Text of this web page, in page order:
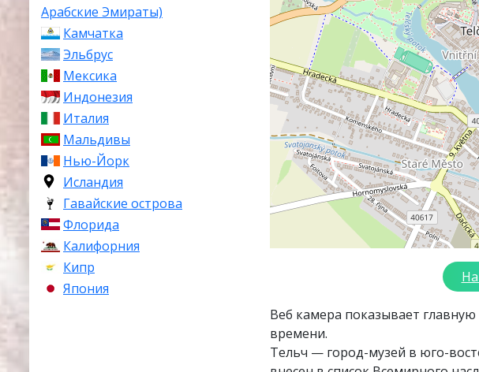
Арабские Эмираты)
Камчатка
Эльбрус
Мексика
Индонезия
Италия
Мальдивы
Нью-Йорк
Исландия
Гавайские острова
Флорида
Калифорния
Кипр
Япония
Веб камера показывает
времени.
Тельч — город-музей в юго-